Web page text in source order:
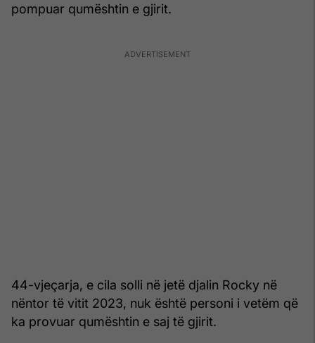
pompuar qumështin e gjirit.
44-vjeçarja, e cila solli në jetë djalin Rocky në
nëntor të vitit 2023, nuk është personi i vetëm që
ka provuar qumështin e saj të gjirit.